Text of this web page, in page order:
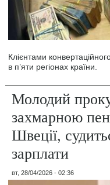
Клієнтами
в п’яти регіонах країни.
Молодий
захмарною
Швеції,
зарплати
вт, 28/04/2026 - 02:36